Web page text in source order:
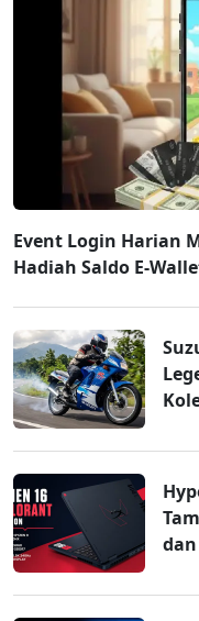
Event Login Harian
Hadiah Saldo E-